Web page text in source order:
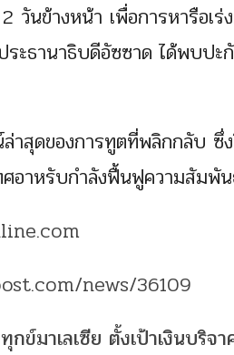
วันข้างหน้า เพื่อการหารือเ
ประธานาธิบดีอัซซาด ได้พบ
าสุดของการทูตที่พลิกกลับ ซึ่
ศอาหรับกำลังฟื้นฟูความสัมพั
news/36109
ข์มาเลเซีย ตั้งเป้าเงินบริจ